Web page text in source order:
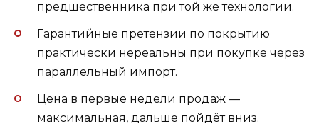
предшественника при той же технологии.
Гарантийные претензии по покрытию
практически нереальны при покупке через
параллельный импорт.
Цена в первые недели продаж —
максимальная, дальше пойдёт вниз.